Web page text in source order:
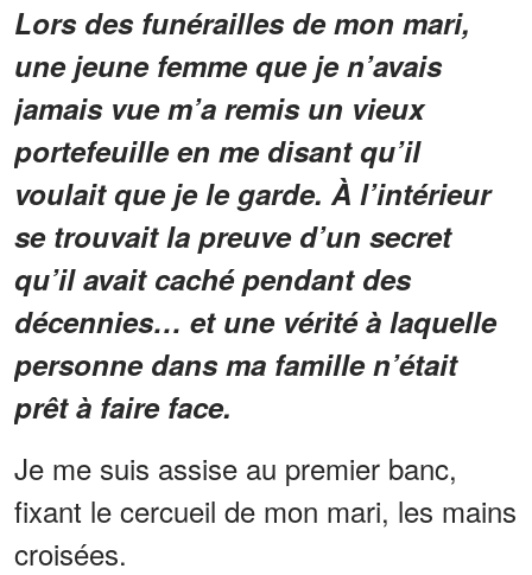
Lors des funérailles de mon mari,
une jeune femme que je n’avais
jamais vue m’a remis un vieux
portefeuille en me disant qu’il
voulait que je le garde. À l’intérieur
se trouvait la preuve d’un secret
qu’il avait caché pendant des
décennies… et une vérité à laquelle
personne dans ma famille n’était
prêt à faire face.
Je me suis assise au premier banc,
fixant le cercueil de mon mari, les mains
croisées.